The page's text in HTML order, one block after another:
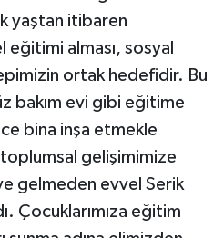
yaştan itibaren
eğitimi alması, sosyal
ortak hedefidir. Bu
bakım evi gibi eğitime
bina inşa etmekle
toplumsal gelişimimize
gelmeden evvel Serik
Çocuklarımıza eğitim